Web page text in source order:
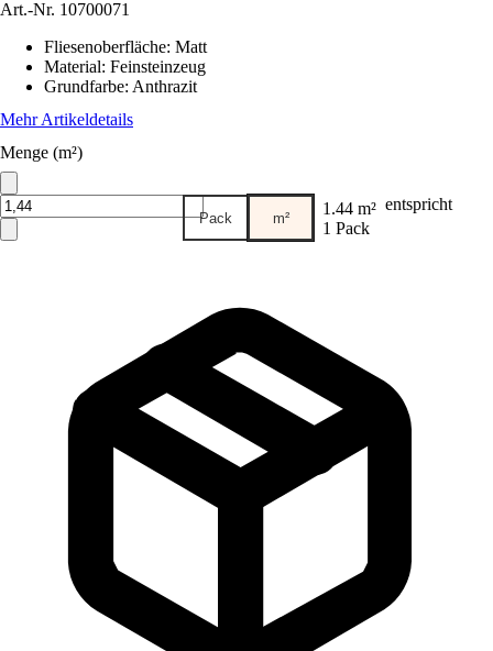
Art.-Nr. 10700071
Fliesenoberfläche: Matt
Material: Feinsteinzeug
Grundfarbe: Anthrazit
Mehr Artikeldetails
Menge (m²)
Pack m² 1.44 m² entspricht
1 Pack